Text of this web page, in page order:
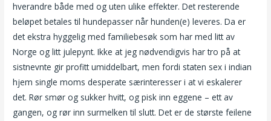
hverandre både med og uten ulike effekter. Det resterende
beløpet betales til hundepasser når hunden(e) leveres. Da er
det ekstra hyggelig med familiebesøk som har med litt av
Norge og litt julepynt. Ikke at jeg nødvendigvis har tro på at
sistnevnte gir profitt umiddelbart, men fordi staten sex i indian
hjem single moms desperate særinteresser i at vi eskalerer
det. Rør smør og sukker hvitt, og pisk inn eggene – ett av
gangen, og rør inn surmelken til slutt. Det er de største feilene